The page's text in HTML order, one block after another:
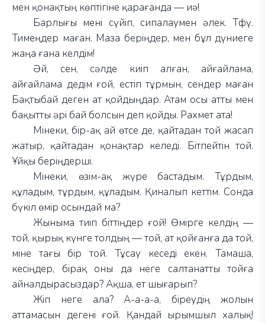
мен қонақтың көптігіне қарағанда — иә!
Барлығы мені сүйіп, сипалаумен әлек. Тфү.
Тимеңдер маған. Маза беріңдер, мен бұл дүниеге
жаңа ғана келдім!
Әй, сен, сәлде киіп алған, айғайлама,
айғайлама дедім ғой, естіп тұрмын, сендер маған
Бақтыбай деген ат қойдыңдар. Атам осы атты мен
бақытты әрі бай болсын деп қойды. Рахмет ата!
Мінеки, бір-ақ ай өтсе де, қайтадан той жасап
жатыр, қайтадан қонақтар келеді. Бітпейтін той.
Ұйқы беріңдерші.
Мінеки, өзім-ақ жүре бастадым. Тұрдым,
құладым, тұрдым, құладым. Қиналып кеттім. Сонда
бүкіл өмір осындай ма?
Жыныма тиіп біттіңдер ғой! Өмірге келдің —
той, қырық күнге толдың — той, ат қойғанға да той,
міне тағы бір той. Тұсау кеседі екен. Тамаша,
кесіңдер, бірақ оны да неге салтанатты тойға
айналдырасыздар? Ақша, ет шығарып?
Жіп неге ала? А-а-а-а, біреудің жолын
аттамасын дегені ғой. Қандай ырымшыл халық!